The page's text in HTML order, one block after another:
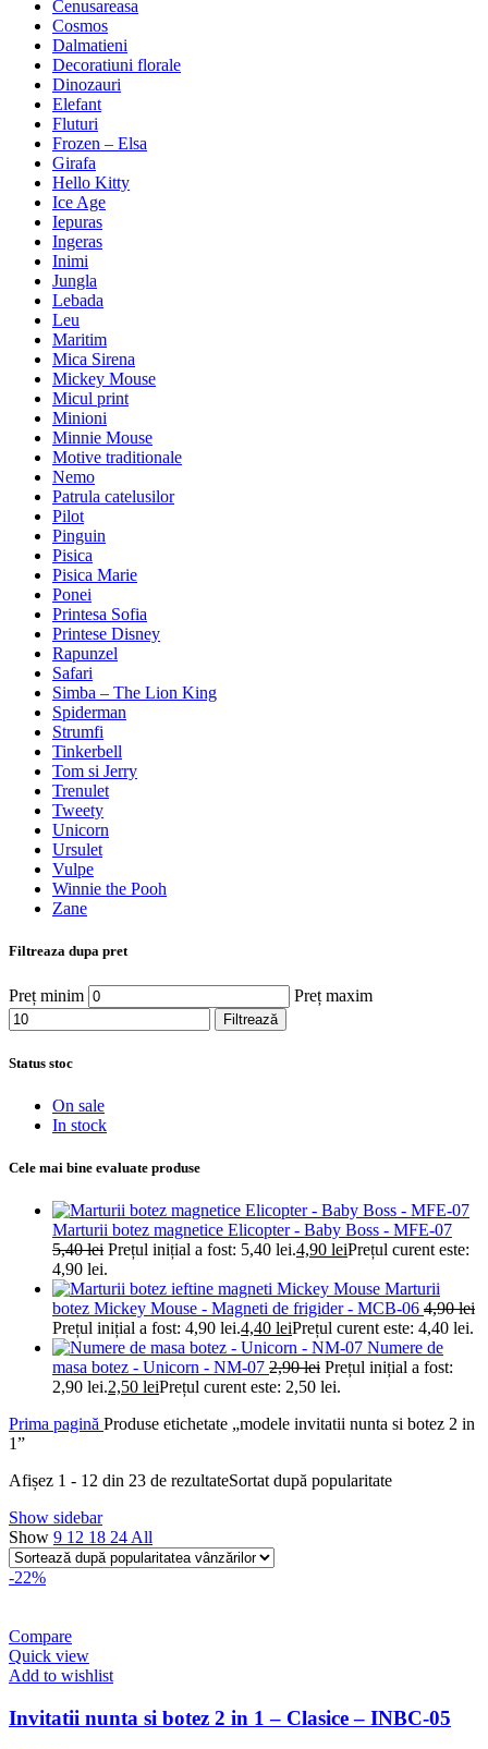
Cenusareasa
Cosmos
Dalmatieni
Decoratiuni florale
Dinozauri
Elefant
Fluturi
Frozen – Elsa
Girafa
Hello Kitty
Ice Age
Iepuras
Ingeras
Inimi
Jungla
Lebada
Leu
Maritim
Mica Sirena
Mickey Mouse
Micul print
Minioni
Minnie Mouse
Motive traditionale
Nemo
Patrula catelusilor
Pilot
Pinguin
Pisica
Pisica Marie
Ponei
Printesa Sofia
Printese Disney
Rapunzel
Safari
Simba – The Lion King
Spiderman
Strumfi
Tinkerbell
Tom si Jerry
Trenulet
Tweety
Unicorn
Ursulet
Vulpe
Winnie the Pooh
Zane
Filtreaza dupa pret
Preț minim Preț maxim
Filtrează
Status stoc
On sale
In stock
Cele mai bine evaluate produse
Marturii botez magnetice Elicopter - Baby Boss - MFE-07
5,40lei Prețul inițial a fost: 5,40 lei.4,90 leiPrețul curent este:
4,90 lei.
Marturii
botez Mickey Mouse - Magneti de frigider - MCB-06 4,90lei
Prețul inițial a fost: 4,90 lei.4,40 leiPrețul curent este: 4,40 lei.
Numere de
masa botez - Unicorn - NM-07 2,90lei Prețul inițial a fost:
2,90 lei.2,50 leiPrețul curent este: 2,50 lei.
Prima pagină Produse etichetate „modele invitatii nunta si botez 2 in
1”
Afișez 1 - 12 din 23 de rezultateSortat după popularitate
Show sidebar
Show 9 12 18 24 All
-22%
Compare
Quick view
Add to wishlist
Invitatii nunta si botez 2 in 1 – Clasice – INBC-05